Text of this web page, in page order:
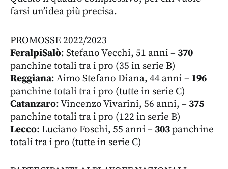
farsi un’idea più precisa.
PROMOSSE 2022/2023
FeralpiSalò: Stefano Vecchi, 51 anni – 370
panchine totali tra i pro (35 in serie B)
Reggiana: Aimo Stefano Diana, 44 anni – 196
panchine totali tra i pro (tutte in serie C)
Catanzaro: Vincenzo Vivarini, 56 anni, – 375
panchine totali tra i pro (122 in serie B)
Lecco: Luciano Foschi, 55 anni – 303panchine
totali tra i pro (tutte in serie C)